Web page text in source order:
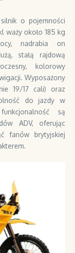
o pojemności
waży około 185 kg
nadrabia on
stałą rajdową
kolorowy
Wyposażony
19/17 cali) oraz
do jazdy w
są
ADV, oferując
fanów brytyjskiej